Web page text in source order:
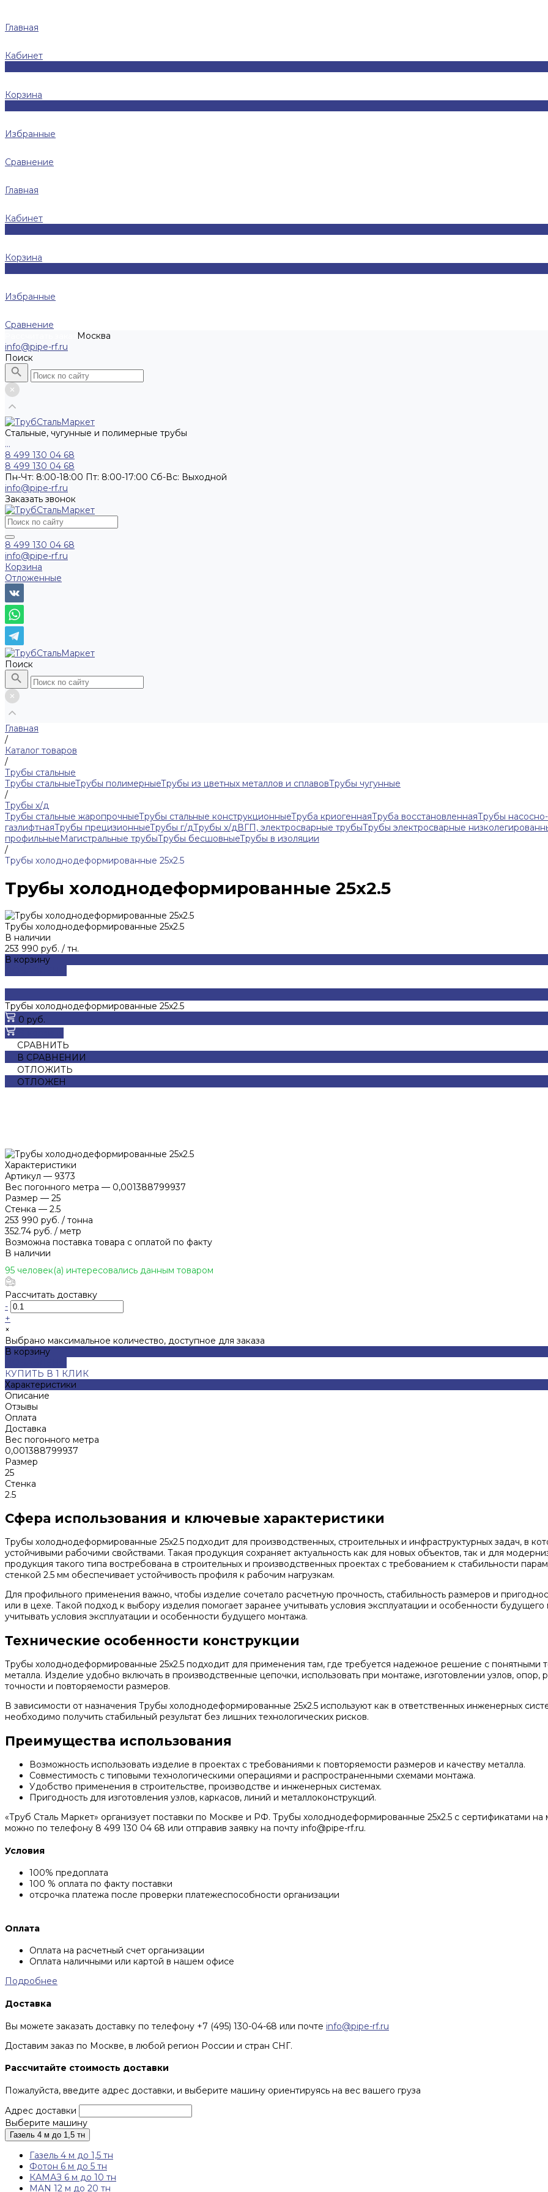
Главная
Кабинет
Корзина
Избранные
Сравнение
Главная
Кабинет
Корзина
Избранные
Сравнение
Москва
info@pipe-rf.ru
Поиск
Стальные, чугунные и полимерные трубы
...
8 499 130 04 68
8 499 130 04 68
Пн-Чт: 8:00-18:00 Пт: 8:00-17:00 Сб-Вс: Выходной
info@pipe-rf.ru
Заказать звонок
8 499 130 04 68
info@pipe-rf.ru
Корзина
Отложенные
Поиск
Главная
/
Каталог товаров
/
Трубы стальные
Трубы стальныеТрубы полимерныеТрубы из цветных металлов и сплавовТрубы чугунные
/
Трубы х/д
Трубы стальные жаропрочныеТрубы стальные конструкционныеТруба криогеннаяТруба восстановленнаяТрубы
газлифтнаяТрубы прецизионныеТрубы г/дТрубы х/дВГП, электросварные трубыТрубы электросварные
профильныеМагистральные трубыТрубы бесшовныеТрубы в изоляции
/
Трубы холоднодеформированные 25x2.5
Трубы холоднодеформированные 25x2.5
Трубы холоднодеформированные 25x2.5
В наличии
253 990 руб. / тн.
В корзину
Трубы холоднодеформированные 25x2.5
0 руб.
СРАВНИТЬ
В СРАВНЕНИИ
ОТЛОЖИТЬ
ОТЛОЖЕН
Характеристики
Артикул — 9373
Вес погонного метра — 0,001388799937
Размер — 25
Стенка — 2.5
253 990 руб. / тонна
352.74 руб. / метр
Возможна поставка товара с оплатой по факту
В наличии
95 человек(а) интересовались данным товаром
Рассчитать доставку
-
+
×
Выбрано максимальное количество, доступное для заказа
В корзину
КУПИТЬ В 1 КЛИК
Характеристики
Описание
Отзывы
Оплата
Доставка
Вес погонного метра
0,001388799937
Размер
25
Стенка
2.5
Сфера использования и ключевые характеристики
Трубы холоднодеформированные 25x2.5 подходит для производственных, строительных и инфраструктурных задач, в
устойчивыми рабочими свойствами. Такая продукция сохраняет актуальность как для новых объектов, так и для
продукция такого типа востребована в строительных и производственных проектах с требованием к стабильности
стенкой 2.5 мм обеспечивает устойчивость профиля к рабочим нагрузкам.
Для профильного применения важно, чтобы изделие сочетало расчетную прочность, стабильность размеров и
или в цехе. Такой подход к выбору изделия помогает заранее учитывать условия эксплуатации и особенности
учитывать условия эксплуатации и особенности будущего монтажа.
Технические особенности конструкции
Трубы холоднодеформированные 25x2.5 подходит для применения там, где требуется надежное решение с понятными
металла. Изделие удобно включать в производственные цепочки, использовать при монтаже, изготовлении узлов,
точности и повторяемости размеров.
В зависимости от назначения Трубы холоднодеформированные 25x2.5 используют как в ответственных инженерных
необходимо получить стабильный результат без лишних технологических рисков.
Преимущества использования
Возможность использовать изделие в проектах с требованиями к повторяемости размеров и качеству металла.
Совместимость с типовыми технологическими операциями и распространенными схемами монтажа.
Удобство применения в строительстве, производстве и инженерных системах.
Пригодность для изготовления узлов, каркасов, линий и металлоконструкций.
«Труб Сталь Маркет» организует поставки по Москве и РФ. Трубы холоднодеформированные 25x2.5 с сертификатами на
можно по телефону 8 499 130 04 68 или отправив заявку на почту info@pipe-rf.ru.
Условия
100% предоплата
100 % оплата по факту поставки
отсрочка платежа после проверки платежеспособности организации
Оплата
Оплата на расчетный счет организации
Оплата наличными или картой в нашем офисе
Подробнее
Доставка
Вы можете заказать доставку по телефону +7 (495) 130-04-68 или почте info@pipe-rf.ru
Доставим заказ по Москве, в любой регион России и стран СНГ.
Рассчитайте стоимость доставки
Пожалуйста, введите адрес доставки, и выберите машину ориентируясь на вес вашего груза
Адрес доставки
Выберите машину
Газель 4 м до 1,5 тн
Газель 4 м до 1,5 тн
Фотон 6 м до 5 тн
КАМАЗ 6 м до 10 тн
MAN 12 м до 20 тн